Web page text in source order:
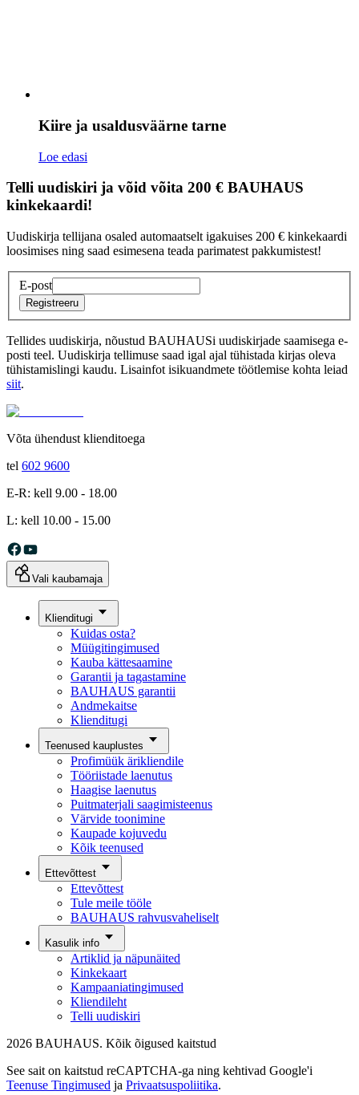
Kiire ja usaldusväärne tarne
Loe edasi
Telli uudiskiri ja võid võita 200 € BAUHAUS
kinkekaardi!
Uudiskirja tellijana osaled automaatselt igakuises 200 € kinkekaardi
loosimises ning saad esimesena teada parimatest pakkumistest!
E-post
Registreeru
Tellides uudiskirja, nõustud BAUHAUSi uudiskirjade saamisega e-
posti teel. Uudiskirja tellimuse saad igal ajal tühistada kirjas oleva
tühistamislingi kaudu. Lisainfot isikuandmete töötlemise kohta leiad
siit.
Võta ühendust klienditoega
tel 602 9600
E-R: kell 9.00 - 18.00
L: kell 10.00 - 15.00
Vali kaubamaja
Klienditugi
Kuidas osta?
Müügitingimused
Kauba kättesaamine
Garantii ja tagastamine
BAUHAUS garantii
Andmekaitse
Klienditugi
Teenused kauplustes
Profimüük ärikliendile
Tööriistade laenutus
Haagise laenutus
Puitmaterjali saagimisteenus
Värvide toonimine
Kaupade kojuvedu
Kõik teenused
Ettevõttest
Ettevõttest
Tule meile tööle
BAUHAUS rahvusvaheliselt
Kasulik info
Artiklid ja näpunäited
Kinkekaart
Kampaaniatingimused
Kliendileht
Telli uudiskiri
2026 BAUHAUS. Kõik õigused kaitstud
See sait on kaitstud reCAPTCHA-ga ning kehtivad Google'i
Teenuse Tingimused ja Privaatsuspoliitika.